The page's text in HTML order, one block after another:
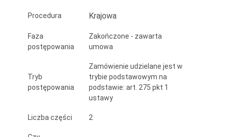
Procedura Krajowa
Faza
postępowania
Zakończone - zawarta
umowa
Tryb
postępowania
Zamówienie udzielane jest w
trybie podstawowym na
podstawie: art. 275 pkt 1
ustawy
Liczba części 2